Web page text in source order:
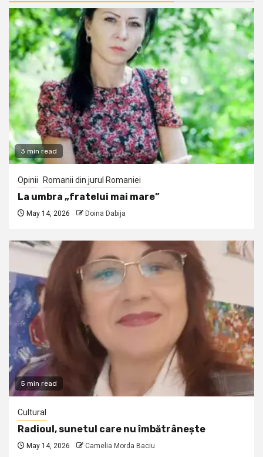
3 min read
Opinii Romanii din jurul Romaniei
La umbra „fratelui mai mare”
May 14, 2026 Doina Dabija
5 min read
Cultural
Radioul, sunetul care nu îmbătrânește
May 14, 2026 Camelia Morda Baciu